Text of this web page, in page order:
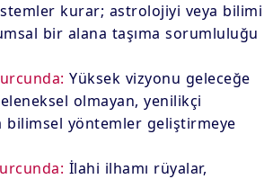
kurar; astrolojiyi veya bilimi
bir alana taşıma sorumluluğu
Yüksek vizyonu geleceğe
olmayan, yenilikçi
bilimsel yöntemler geliştirmeye
İlahi ilhamı rüyalar,